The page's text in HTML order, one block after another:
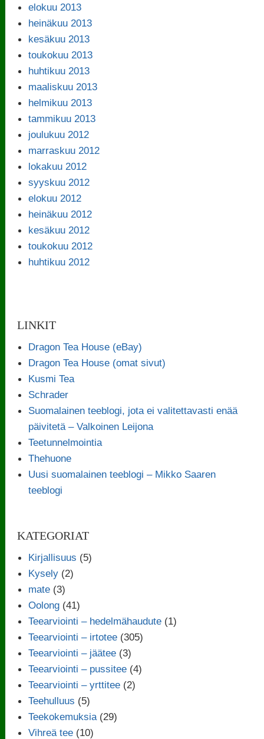
elokuu 2013
heinäkuu 2013
kesäkuu 2013
toukokuu 2013
huhtikuu 2013
maaliskuu 2013
helmikuu 2013
tammikuu 2013
joulukuu 2012
marraskuu 2012
lokakuu 2012
syyskuu 2012
elokuu 2012
heinäkuu 2012
kesäkuu 2012
toukokuu 2012
huhtikuu 2012
LINKIT
Dragon Tea House (eBay)
Dragon Tea House (omat sivut)
Kusmi Tea
Schrader
Suomalainen teeblogi, jota ei valitettavasti enää
päivitetä – Valkoinen Leijona
Teetunnelmointia
Thehuone
Uusi suomalainen teeblogi – Mikko Saaren
teeblogi
KATEGORIAT
Kirjallisuus (5)
Kysely (2)
mate (3)
Oolong (41)
Teearviointi – hedelmähaudute (1)
Teearviointi – irtotee (305)
Teearviointi – jäätee (3)
Teearviointi – pussitee (4)
Teearviointi – yrttitee (2)
Teehulluus (5)
Teekokemuksia (29)
Vihreä tee (10)